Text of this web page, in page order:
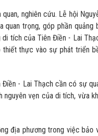
nghiên cứu. Lễ hội
quan trọng, góp phần quảng
tích của Tiên Điền - Lai
thực vào sự phát triển
- Lai Thạch cần có sự
vẹn của di tích, vừa
địa phương trong việc bảo